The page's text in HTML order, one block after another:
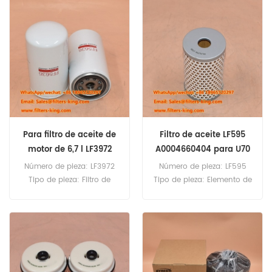
pedido: 60 piezas
piezas Filtro de combustible
ME229355 Referencia
cruzada P550049 FF5088
LFF3527 Uso para Mitsubishi
FD30.35 MS070-2 MS110
MS110-3 MS120 MS140.
Para filtro de aceite de
motor de 6,7 l LF3972
4920070
Número de pieza: LF3972
Tipo de pieza: Filtro de
LF3972 Referencia cruzada
4920070 Uso para motores
Filtro de aceite LF595
A0004660404 para U70
Número de pieza: LF595
Tipo de pieza: Elemento de
aceite LF595 Referencia
cruzada A0004660404 Uso